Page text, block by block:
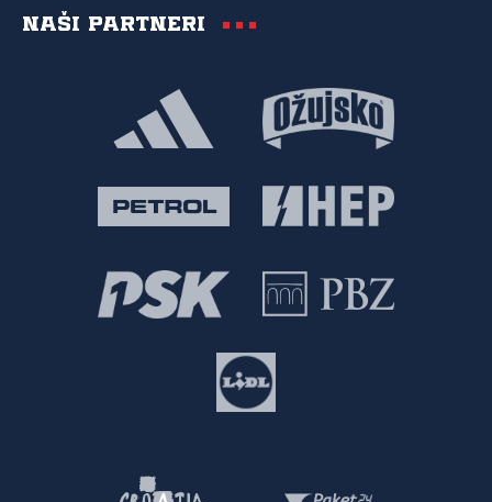
Naši partneri